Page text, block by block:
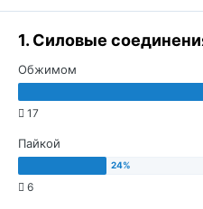
1. Силовые
Обжимом
17
Пайкой
6